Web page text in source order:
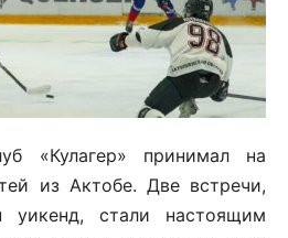
«Кулагер» принимал на
из Актобе. Две встречи,
стали настоящим